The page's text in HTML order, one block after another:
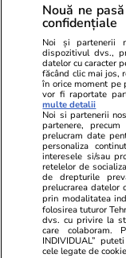
Știri România
Val de
urca până la
meteo ANM
august 2026
Știri România
Marius
trimiși de
urma
Nouă ne
confidențiale
Noi și partenerii
dispozitivul dvs.,
datelor cu caracter
făcând clic mai jos,
în orice moment pe
vor fi raportate
multe detalii
Noi si partenerii
partenere,
prelucram date
personaliza
interesele si/sau
retelelor de
de drepturile
prelucrarea datelor
prin modalitatea
folosirea tuturor
dvs. cu privire la
care colaboram.
INDIVIDUAL”
cele legate de